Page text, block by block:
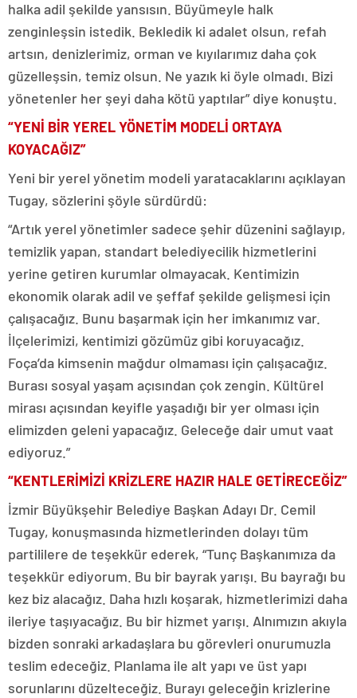
halka adil şekilde yansısın. Büyümeyle halk
zenginleşsin istedik. Bekledik ki adalet olsun, refah
artsın, denizlerimiz, orman ve kıyılarımız daha çok
güzelleşsin, temiz olsun. Ne yazık ki öyle olmadı. Bizi
yönetenler her şeyi daha kötü yaptılar” diye konuştu.
“YENİ BİR YEREL YÖNETİM MODELİ ORTAYA
KOYACAĞIZ”
Yeni bir yerel yönetim modeli yaratacaklarını açıklayan
Tugay, sözlerini şöyle sürdürdü:
“Artık yerel yönetimler sadece şehir düzenini sağlayıp,
temizlik yapan, standart belediyecilik hizmetlerini
yerine getiren kurumlar olmayacak. Kentimizin
ekonomik olarak adil ve şeffaf şekilde gelişmesi için
çalışacağız. Bunu başarmak için her imkanımız var.
İlçelerimizi, kentimizi gözümüz gibi koruyacağız.
Foça’da kimsenin mağdur olmaması için çalışacağız.
Burası sosyal yaşam açısından çok zengin. Kültürel
mirası açısından keyifle yaşadığı bir yer olması için
elimizden geleni yapacağız. Geleceğe dair umut vaat
ediyoruz.”
“KENTLERİMİZİ KRİZLERE HAZIR HALE GETİRECEĞİZ”
İzmir Büyükşehir Belediye Başkan Adayı Dr. Cemil
Tugay, konuşmasında hizmetlerinden dolayı tüm
partililere de teşekkür ederek, “Tunç Başkanımıza da
teşekkür ediyorum. Bu bir bayrak yarışı. Bu bayrağı bu
kez biz alacağız. Daha hızlı koşarak, hizmetlerimizi daha
ileriye taşıyacağız. Bu bir hizmet yarışı. Alnımızın akıyla
bizden sonraki arkadaşlara bu görevleri onurumuzla
teslim edeceğiz. Planlama ile alt yapı ve üst yapı
sorunlarını düzelteceğiz. Burayı geleceğin krizlerine